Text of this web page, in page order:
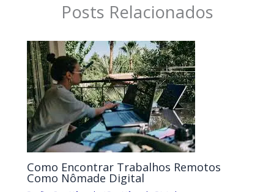
Posts Relacionados
Como Encontrar Trabalhos Remotos
Como Nômade Digital